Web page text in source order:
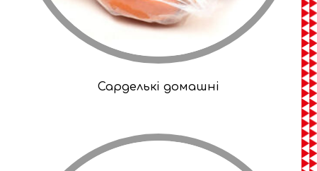
Сарделькі домашні